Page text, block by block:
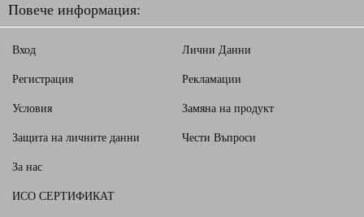
Повече информация:
Вход
Регистрация
Условия
Защита на личните данни
Лични Данни
Рекламации
Замяна на продукт
Чести Въпроси
За нас
ИСО СЕРТИФИКАТ